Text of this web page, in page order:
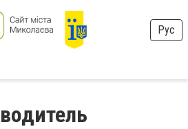
Рус